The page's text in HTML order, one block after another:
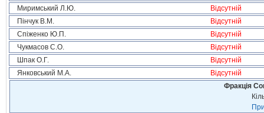
Миримський Л.Ю.
Відсутній
Пінчук В.М.
Відсутній
Спіженко Ю.П.
Відсутній
Чукмасов С.О.
Відсутній
Шпак О.Г.
Відсутній
Янковський М.А.
Відсутній
Фракція